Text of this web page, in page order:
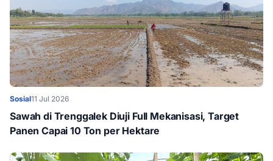
Sosial11 Jul 2026
Sawah di Trenggalek Diuji Full Mekanisasi, Target
Panen Capai 10 Ton per Hektare